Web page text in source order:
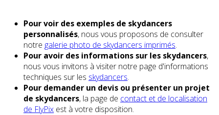
Pour voir des exemples de skydancers
personnalisés, nous vous proposons de consulter
notre galerie photo de skydancers imprimés.
Pour avoir des informations sur les skydancers,
nous vous invitons à visiter notre page d'informations
techniques sur les skydancers.
Pour demander un devis ou présenter un projet
de skydancers, la page de contact et de localisation
de FlyPix est à votre disposition.